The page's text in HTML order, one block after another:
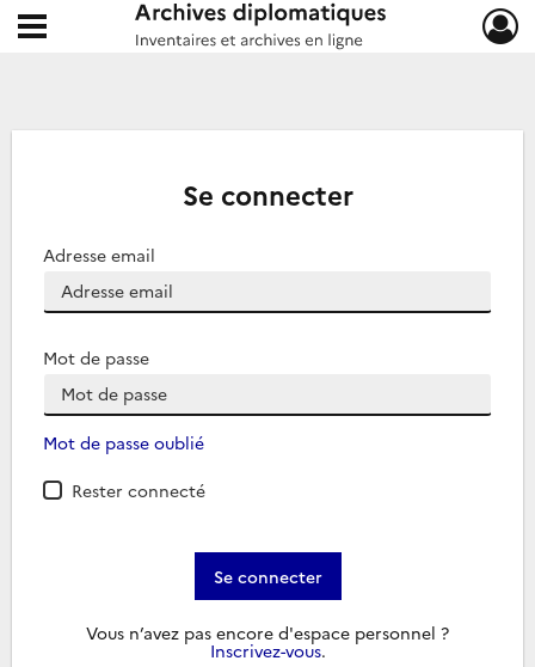
Archives diplomatiques
Ouvrir le menu déroulant
Se connecter
Adresse email
Mot de passe
Mot de passe oublié
Rester connecté
Se connecter
Vous n’avez pas encore d'espace personnel ?
Inscrivez-vous.